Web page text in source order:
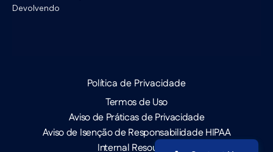
Devolvendo
Política de Privacidade
Termos de Uso
Aviso de Práticas de Privacidade
Aviso de Isenção de Responsabilidade HIPAA
Internal Resources